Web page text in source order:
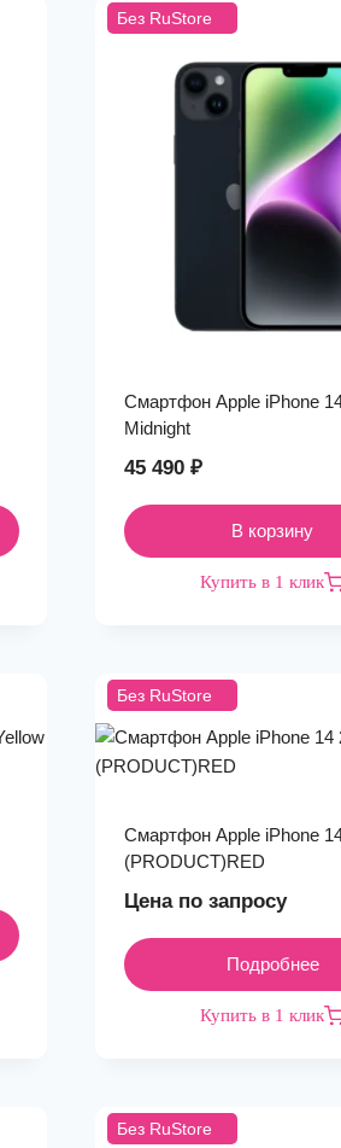
Без RuStore
Смартфон Apple iPhone
Midnight
45 490 ₽
В корзину
Купить в 1 клик
Без RuStore
Смартфон Apple iPhone
(PRODUCT)RED
Цена по запросу
Подробнее
Купить в 1 клик
Без RuStore